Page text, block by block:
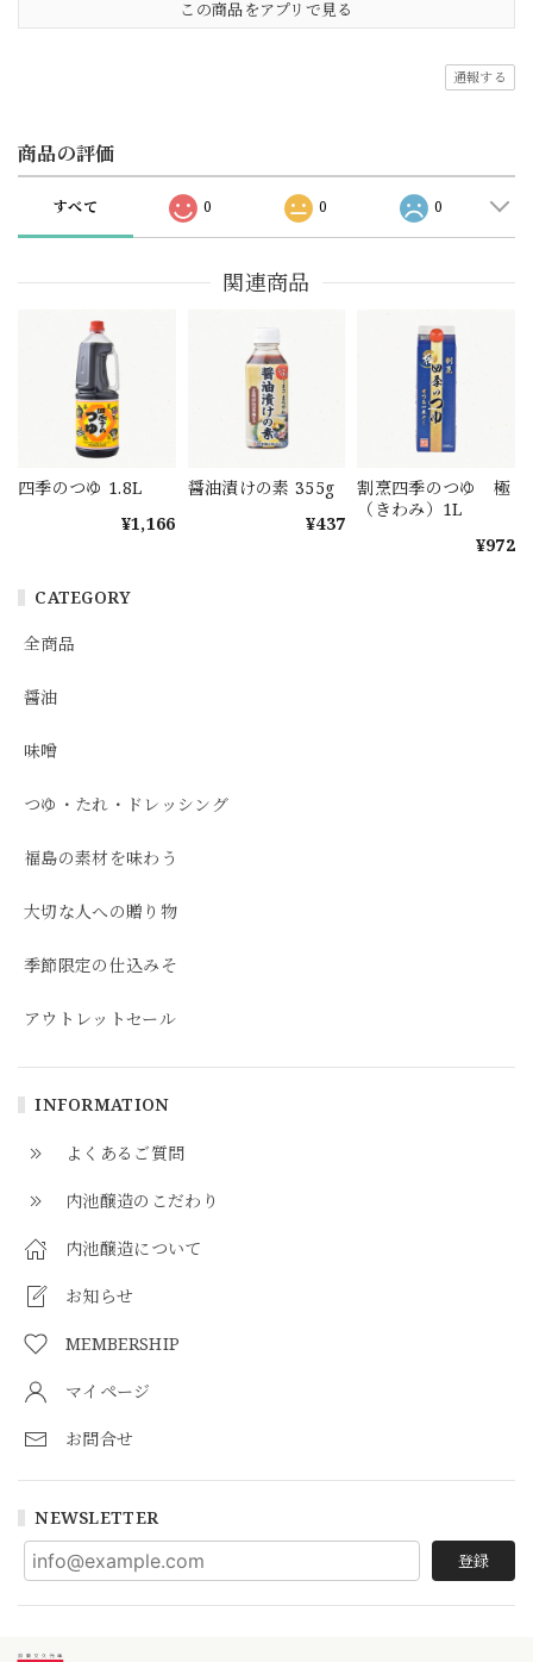
CATEGORY
全商品
醤油
味噌
つゆ・たれ・ドレッシング
福島の素材を味わう
大切な人への贈り物
季節限定の仕込みそ
アウトレットセール
INFORMATION
よくあるご質問
内池醸造のこだわり
内池醸造について
お知らせ
MEMBERSHIP
マイページ
お問合せ
NEWSLETTER
登録
この商品をアプリで見る
通報する
商品の評価
すべて 0 0 0
関連商品
四季のつゆ 1.8L
¥1,166
醤油漬けの素 355g
¥437
割烹四季のつゆ 極
（きわみ）1L
¥972